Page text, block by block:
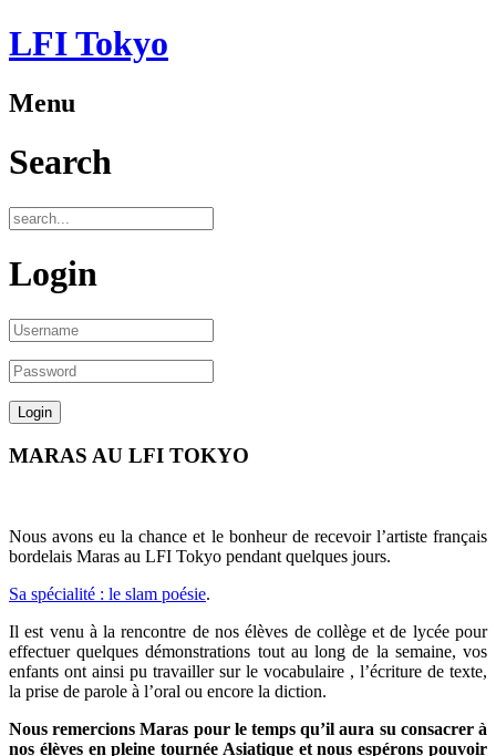
LFI Tokyo
Menu
Search
Login
MARAS AU LFI TOKYO
Nous avons eu la chance et le bonheur de recevoir l’artiste français
bordelais Maras au LFI Tokyo pendant quelques jours.
Sa spécialité : le slam poésie.
Il est venu à la rencontre de nos élèves de collège et de lycée pour
effectuer quelques démonstrations tout au long de la semaine, vos
enfants ont ainsi pu travailler sur le vocabulaire , l’écriture de texte,
la prise de parole à l’oral ou encore la diction.
Nous remercions Maras pour le temps qu’il aura su consacrer à
nos élèves en pleine tournée Asiatique et nous espérons pouvoir